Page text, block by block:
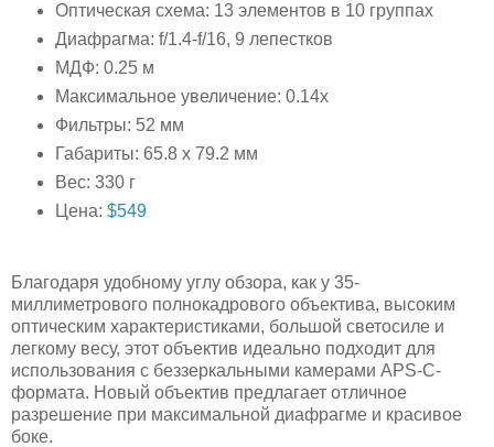
Оптическая схема: 13 элементов в 10 группах
Диафрагма: f/1.4-f/16, 9 лепестков
МДФ: 0.25 м
Максимальное увеличение: 0.14x
Фильтры: 52 мм
Габариты: 65.8 x 79.2 мм
Вес: 330 г
Цена: $549
Благодаря удобному углу обзора, как у 35-
миллиметрового полнокадрового объектива, высоким
оптическим характеристиками, большой светосиле и
легкому весу, этот объектив идеально подходит для
использования с беззеркальными камерами APS-C-
формата. Новый объектив предлагает отличное
разрешение при максимальной диафрагме и красивое
боке.